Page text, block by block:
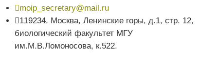
moip_secretary@mail.ru
119234. Москва, Ленинские горы, д.1, стр. 12,
биологический факультет МГУ
им.М.В.Ломоносова, к.522.